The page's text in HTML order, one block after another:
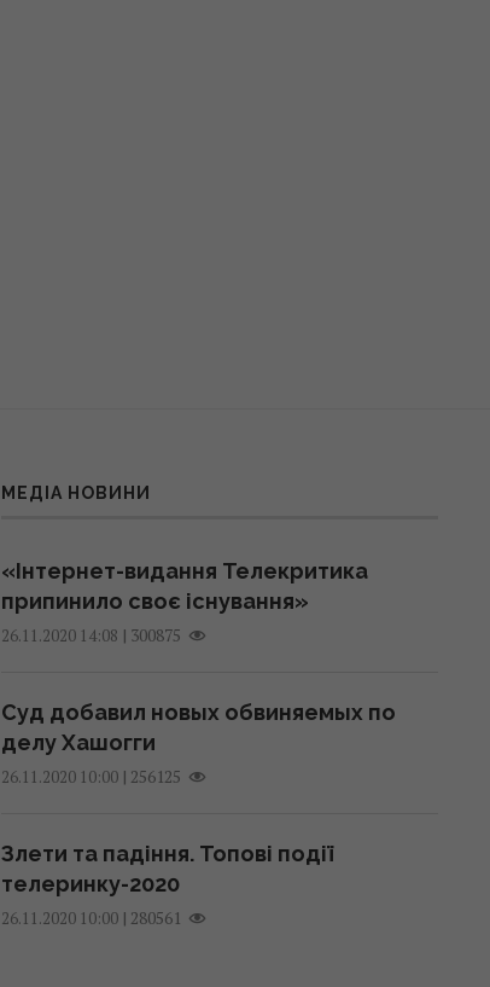
МЕДІА НОВИНИ
«Інтернет-видання Телекритика
припинило своє існування»
26.11.2020 14:08 | 300875
Суд добавил новых обвиняемых по
делу Хашогги
26.11.2020 10:00| 256125
Злети та падіння. Топові події
телеринку-2020
26.11.2020 10:00| 280561